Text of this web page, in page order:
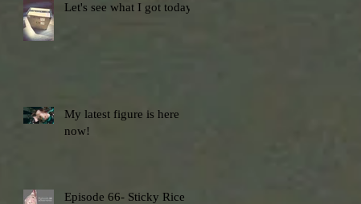
Let's see what I got today?
My latest figure is here
now!
Episode 66- Sticky Rice